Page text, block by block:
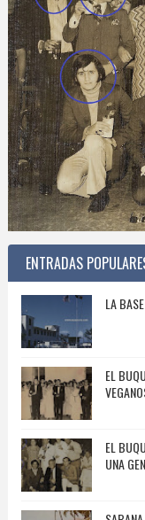
ENTRADAS
LA
EL
EL
UNA